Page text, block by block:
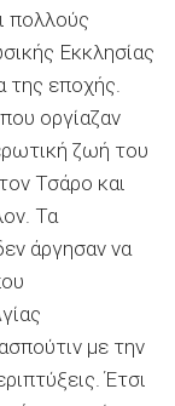
πολλούς
Εκκλησίας
της εποχής.
οργίαζαν
ζωή του
Τσάρο και
Τα
άργησαν να
με την
Έτσι